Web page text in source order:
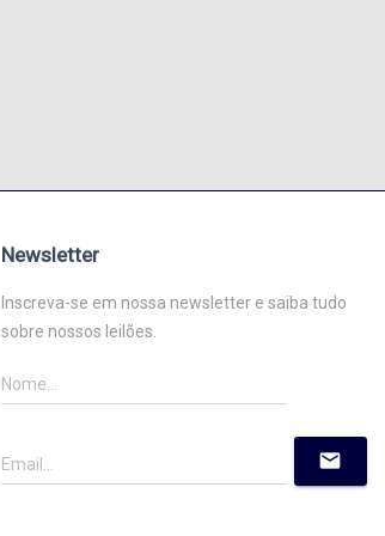
Newsletter
Inscreva-se em nossa newsletter e saiba tudo
sobre nossos leilões.
mail